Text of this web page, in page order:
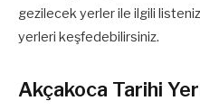
gezilecek yerler ile ilgili
yerleri keşfedebilirsiniz.
Akçakoca Tarihi